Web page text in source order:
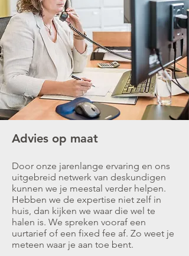
Advies op maat
Door onze jarenlange ervaring en ons
uitgebreid netwerk van deskundigen
kunnen we je meestal verder helpen.
Hebben we de expertise niet zelf in
huis, dan kijken we waar die wel te
halen is. We spreken vooraf een
uurtarief of een fixed fee af. Zo weet je
meteen waar je aan toe bent.